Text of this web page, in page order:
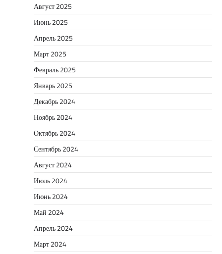
Август 2025
Июнь 2025
Апрель 2025
Март 2025
Февраль 2025
Январь 2025
Декабрь 2024
Ноябрь 2024
Октябрь 2024
Сентябрь 2024
Август 2024
Июль 2024
Июнь 2024
Май 2024
Апрель 2024
Март 2024